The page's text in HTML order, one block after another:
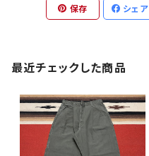
保存 シェア
最近チェックした商品